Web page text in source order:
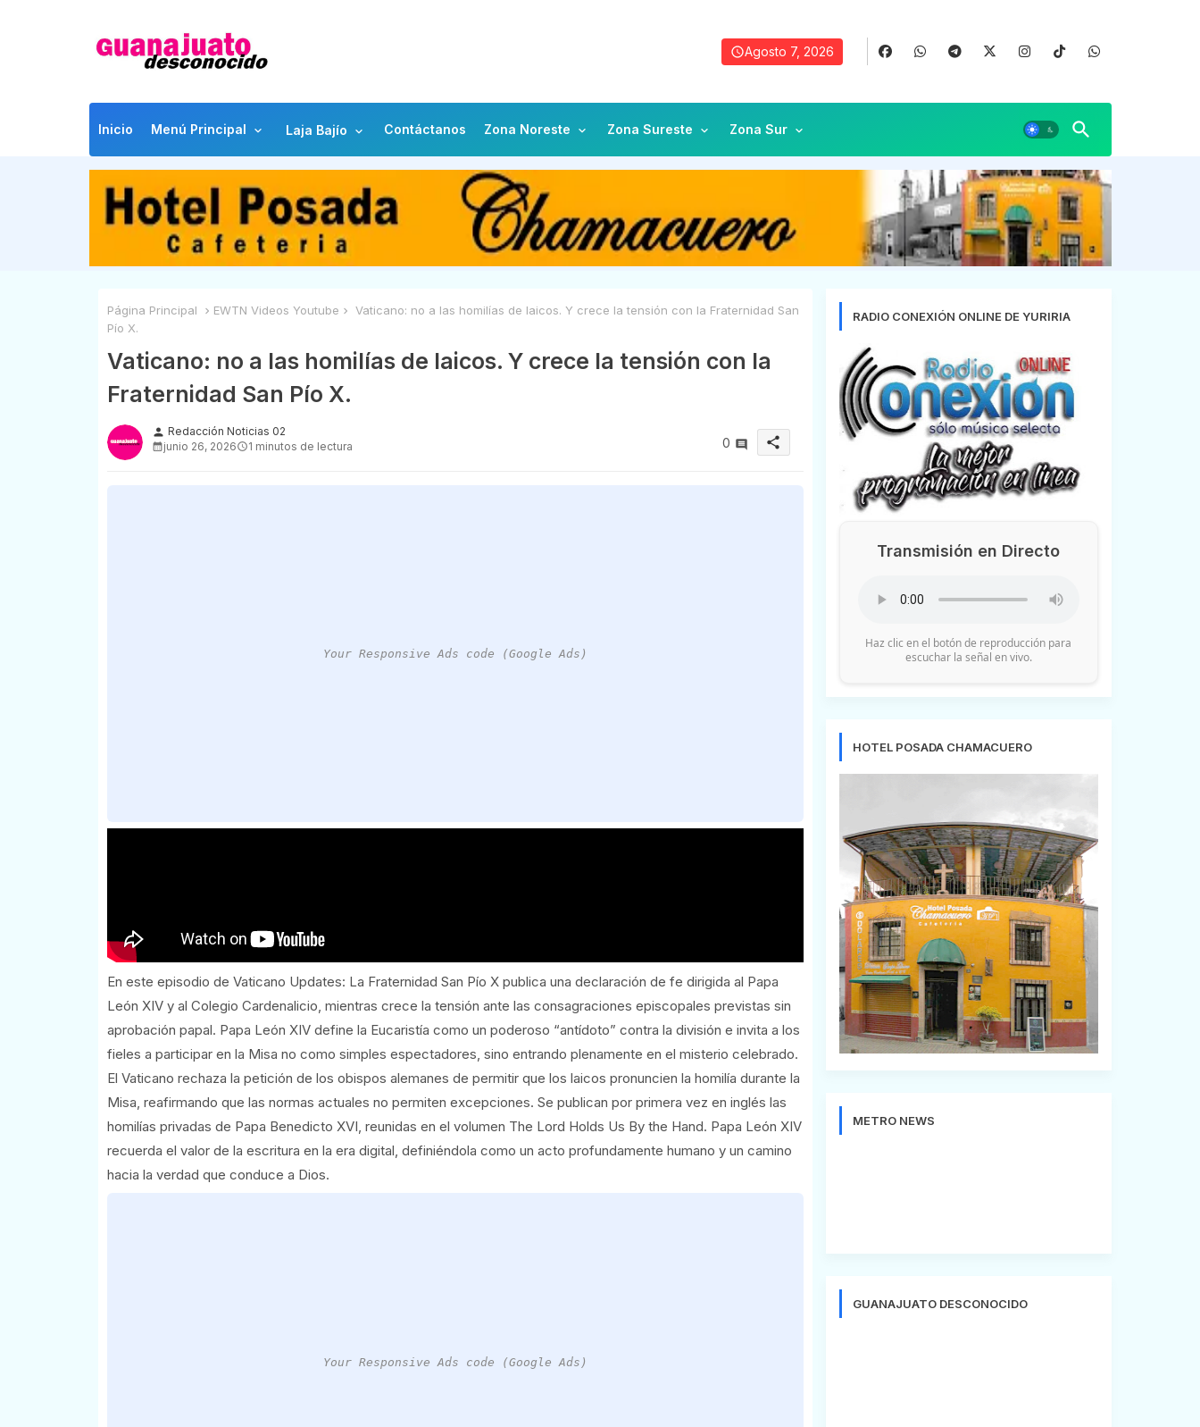
Agosto 7, 2026
Inicio Menú Principal Laja Bajío Contáctanos Zona Noreste Zona Sureste Zona Sur
Página Principal EWTN Videos Youtube
Vaticano: no a las homilías de laicos. Y crece la tensión con la Fraternidad San
Pío X.
Vaticano: no a las homilías de laicos. Y crece la tensión con la
Fraternidad San Pío X.
person Redacción Noticias 02
junio 26, 2026
1 minutos de lectura 0 share
Your Responsive Ads code (Google Ads)
En este episodio de Vaticano Updates: La Fraternidad San Pío X publica una declaración de fe dirigida al Papa
León XIV y al Colegio Cardenalicio, mientras crece la tensión ante las consagraciones episcopales previstas sin
aprobación papal. Papa León XIV define la Eucaristía como un poderoso “antídoto” contra la división e invita a los
fieles a participar en la Misa no como simples espectadores, sino entrando plenamente en el misterio celebrado.
El Vaticano rechaza la petición de los obispos alemanes de permitir que los laicos pronuncien la homilía durante la
Misa, reafirmando que las normas actuales no permiten excepciones. Se publican por primera vez en inglés las
homilías privadas de Papa Benedicto XVI, reunidas en el volumen The Lord Holds Us By the Hand. Papa León XIV
recuerda el valor de la escritura en la era digital, definiéndola como un acto profundamente humano y un camino
hacia la verdad que conduce a Dios.
Your Responsive Ads code (Google Ads)
RADIO CONEXIÓN ONLINE DE YURIRIA
Transmisión en Directo
Haz clic en el botón de reproducción para
escuchar la señal en vivo.
HOTEL POSADA CHAMACUERO
METRO NEWS
GUANAJUATO DESCONOCIDO